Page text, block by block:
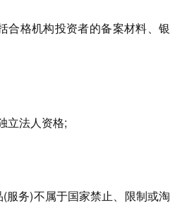
格机构投资者的备案材料、银
法人资格;
务)不属于国家禁止、限制或淘